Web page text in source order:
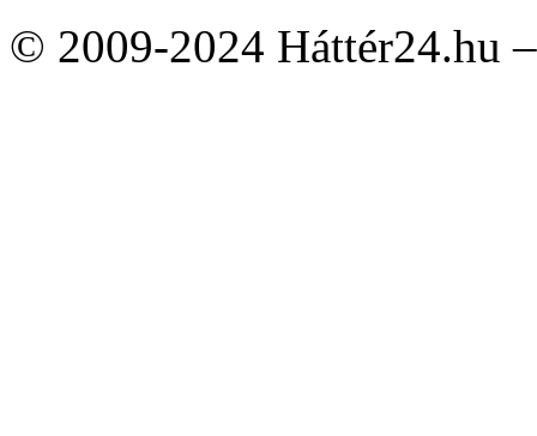
© 2009-2024 Háttér24.hu